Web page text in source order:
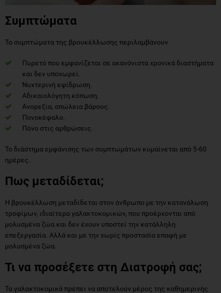
Συμπτώματα
Τα συμπτώματα της βρουκέλλωσης περιλαμβάνουν
Πυρετό που εμφανίζεται σε ακανόνιστα χρονικά διαστήματα
και δεν υποχωρεί.
Νυχτερινή εφίδρωση.
Αδικαιολόγητη κόπωση.
Ανορεξία, απώλεια βάρους.
Πονοκέφαλο.
Πόνο στις αρθρώσεις.
Το διάστημα εμφάνισης των συμπτωμάτων κυμαίνεται από 5-60
ημέρες.
Πως μεταδίδεται;
Η βρουκέλλωση μεταδίδεται στον άνθρωπο με την κατανάλωση
τροφίμων, ιδιαίτερα γαλακτοκομικών, που προέρχονται από
μολυσμένα ζώα και δεν έχουν υποστεί την κατάλληλη
επεξεργασία. Αλλά και με την χωρίς προστασία επαφή με
μολυσμένα ζώα.
Τι να προσέξετε στη Διατροφή σας;
Τα γαλακτοκομικά πρέπει να αποτελούν μέρος της καθημερινής